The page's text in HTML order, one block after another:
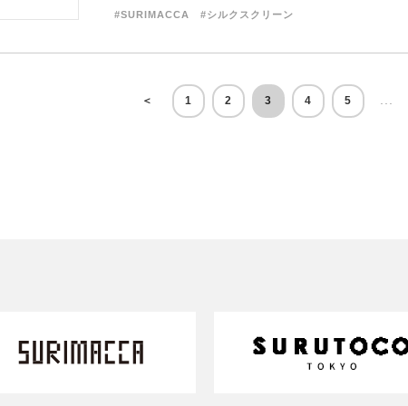
#SURIMACCA #シルクスクリーン
＜ 1 2 3 4 5 ...